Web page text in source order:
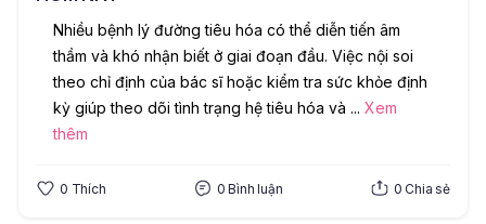
Nhiều bệnh lý đường tiêu hóa có thể diễn tiến âm
thầm và khó nhận biết ở giai đoạn đầu. Việc nội soi
theo chỉ định của bác sĩ hoặc kiểm tra sức khỏe định
kỳ giúp theo dõi tình trạng hệ tiêu hóa và ... Xem
thêm
0 Thích 0 Bình luận 0 Chia sẻ